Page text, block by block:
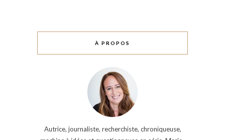
À PROPOS
Autrice, journaliste, recherchiste, chroniqueuse,